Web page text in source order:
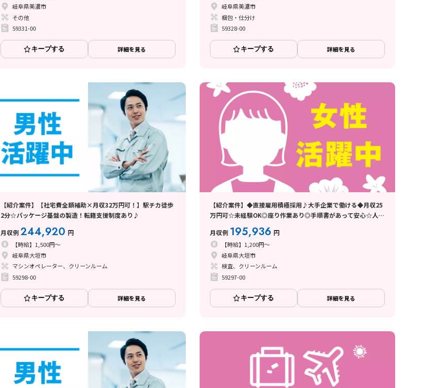
岐阜県美濃市
その他
59331-00
キープする 詳細を見る
岐阜県美濃市
梱包・仕分け
59328-00
キープする 詳細を見る
【紹介案件】【社宅費全額補助×月収32万円可！】駅チカ徒歩
2分☆パッケージ基盤の製造！転籍支援制度あり♪
月収例244,920 円
【時給】1,500円～
岐阜県大垣市
マシンオペレーター、クリーンルーム
59298-00
キープする 詳細を見る
【紹介案件】◆直接雇用積極採用♪大手企業で働ける◆月収25
万円可☆未経験OK◎座り作業あり◎手順書があって安心☆人気
の軽作業☆電子部品の検査
月収例 195,936 円
【時給】1,200円～
岐阜県大垣市
検査、クリーンルーム
59297-00
キープする 詳細を見る